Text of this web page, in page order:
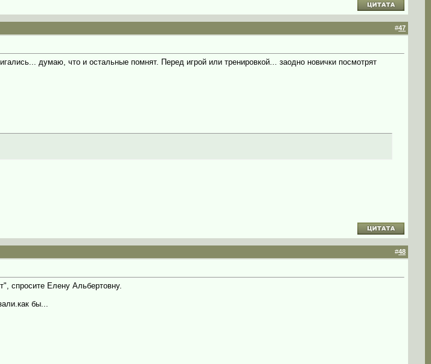
#47
думаю, что и остальные помнят. Перед игрой или тренировкой... заодно новички посмотрят
#48
спросите Елену Альбертовну.
бы...